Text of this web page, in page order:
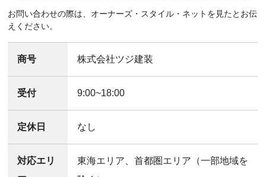
お問い合わせの際は、オーナーズ・スタイル・ネットを見たとお伝
えください。
商号 株式会社ツジ建装
受付 9:00~18:00
定休日 なし
対応エリ
東海エリア、首都圏エリア（一部地域を